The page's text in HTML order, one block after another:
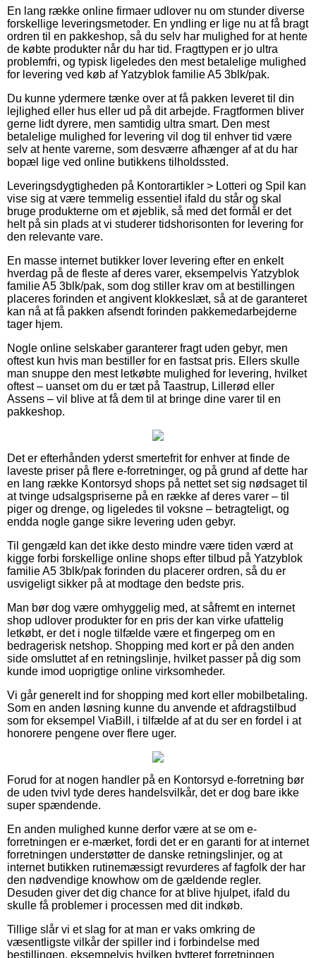
En lang række online firmaer udlover nu om stunder diverse
forskellige leveringsmetoder. En yndling er lige nu at få bragt
ordren til en pakkeshop, så du selv har mulighed for at hente
de købte produkter når du har tid. Fragttypen er jo ultra
problemfri, og typisk ligeledes den mest betalelige mulighed
for levering ved køb af Yatzyblok familie A5 3blk/pak.
Du kunne ydermere tænke over at få pakken leveret til din
lejlighed eller hus eller ud på dit arbejde. Fragtformen bliver
gerne lidt dyrere, men samtidig ultra smart. Den mest
betalelige mulighed for levering vil dog til enhver tid være
selv at hente varerne, som desværre afhænger af at du har
bopæl lige ved online butikkens tilholdssted.
Leveringsdygtigheden på Kontorartikler > Lotteri og Spil kan
vise sig at være temmelig essentiel ifald du står og skal
bruge produkterne om et øjeblik, så med det formål er det
helt på sin plads at vi studerer tidshorisonten for levering for
den relevante vare.
En masse internet butikker lover levering efter en enkelt
hverdag på de fleste af deres varer, eksempelvis Yatzyblok
familie A5 3blk/pak, som dog stiller krav om at bestillingen
placeres forinden et angivent klokkeslæt, så at de garanteret
kan nå at få pakken afsendt forinden pakkemedarbejderne
tager hjem.
Nogle online selskaber garanterer fragt uden gebyr, men
oftest kun hvis man bestiller for en fastsat pris. Ellers skulle
man snuppe den mest letkøbte mulighed for levering, hvilket
oftest – uanset om du er tæt på Taastrup, Lillerød eller
Assens – vil blive at få dem til at bringe dine varer til en
pakkeshop.
Det er efterhånden yderst smertefrit for enhver at finde de
laveste priser på flere e-forretninger, og på grund af dette har
en lang række Kontorsyd shops på nettet set sig nødsaget til
at tvinge udsalgspriserne på en række af deres varer – til
piger og drenge, og ligeledes til voksne – betragteligt, og
endda nogle gange sikre levering uden gebyr.
Til gengæld kan det ikke desto mindre være tiden værd at
kigge forbi forskellige online shops efter tilbud på Yatzyblok
familie A5 3blk/pak forinden du placerer ordren, så du er
usvigeligt sikker på at modtage den bedste pris.
Man bør dog være omhyggelig med, at såfremt en internet
shop udlover produkter for en pris der kan virke ufattelig
letkøbt, er det i nogle tilfælde være et fingerpeg om en
bedragerisk netshop. Shopping med kort er på den anden
side omsluttet af en retningslinje, hvilket passer på dig som
kunde imod uoprigtige online virksomheder.
Vi går generelt ind for shopping med kort eller mobilbetaling.
Som en anden løsning kunne du anvende et afdragstilbud
som for eksempel ViaBill, i tilfælde af at du ser en fordel i at
honorere pengene over flere uger.
Forud for at nogen handler på en Kontorsyd e-forretning bør
de uden tvivl tyde deres handelsvilkår, det er dog bare ikke
super spændende.
En anden mulighed kunne derfor være at se om e-
forretningen er e-mærket, fordi det er en garanti for at internet
forretningen understøtter de danske retningslinjer, og at
internet butikken rutinemæssigt revurderes af fagfolk der har
den nødvendige knowhow om de gældende regler.
Desuden giver det dig chance for at blive hjulpet, ifald du
skulle få problemer i processen med dit indkøb.
Tillige slår vi et slag for at man er vaks omkring de
væsentligste vilkår der spiller ind i forbindelse med
bestillingen, eksempelvis hvilken bytteret forretningen